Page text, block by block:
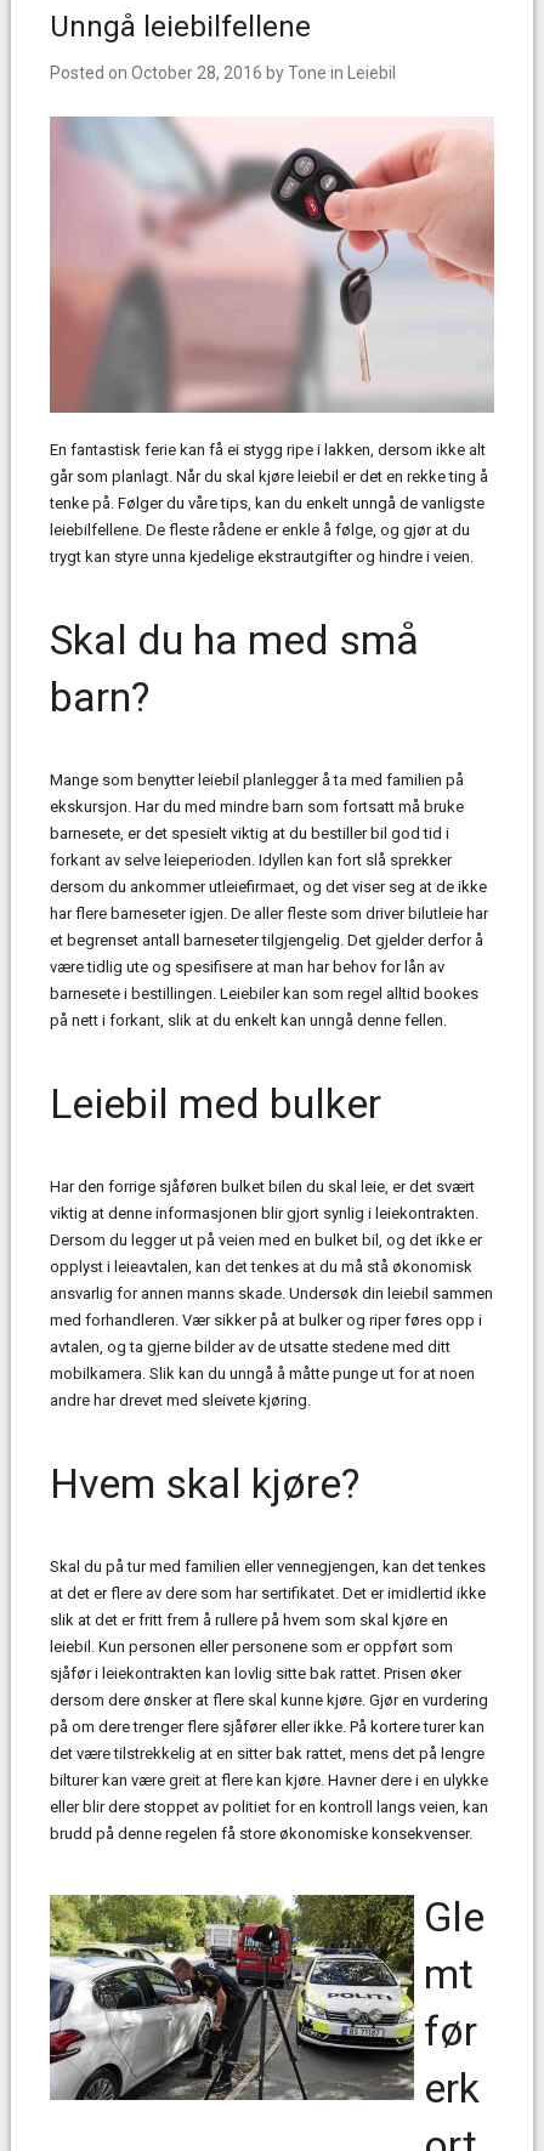
Unngå leiebilfellene
Posted on October 28, 2016 byTone in Leiebil
En fantastisk ferie kan få ei stygg ripe i lakken, dersom ikke alt
går som planlagt. Når du skal kjøre leiebil er det en rekke ting å
tenke på. Følger du våre tips, kan du enkelt unngå de vanligste
leiebilfellene. De fleste rådene er enkle å følge, og gjør at du
trygt kan styre unna kjedelige ekstrautgifter og hindre i veien.
Skal du ha med små
barn?
Mange som benytter leiebil planlegger å ta med familien på
ekskursjon. Har du med mindre barn som fortsatt må bruke
barnesete, er det spesielt viktig at du bestiller bil god tid i
forkant av selve leieperioden. Idyllen kan fort slå sprekker
dersom du ankommer utleiefirmaet, og det viser seg at de ikke
har flere barneseter igjen. De aller fleste som driver bilutleie har
et begrenset antall barneseter tilgjengelig. Det gjelder derfor å
være tidlig ute og spesifisere at man har behov for lån av
barnesete i bestillingen. Leiebiler kan som regel alltid bookes
på nett i forkant, slik at du enkelt kan unngå denne fellen.
Leiebil med bulker
Har den forrige sjåføren bulket bilen du skal leie, er det svært
viktig at denne informasjonen blir gjort synlig i leiekontrakten.
Dersom du legger ut på veien med en bulket bil, og det ikke er
opplyst i leieavtalen, kan det tenkes at du må stå økonomisk
ansvarlig for annen manns skade. Undersøk din leiebil sammen
med forhandleren. Vær sikker på at bulker og riper føres opp i
avtalen, og ta gjerne bilder av de utsatte stedene med ditt
mobilkamera. Slik kan du unngå å måtte punge ut for at noen
andre har drevet med sleivete kjøring.
Hvem skal kjøre?
Skal du på tur med familien eller vennegjengen, kan det tenkes
at det er flere av dere som har sertifikatet. Det er imidlertid ikke
slik at det er fritt frem å rullere på hvem som skal kjøre en
leiebil. Kun personen eller personene som er oppført som
sjåfør i leiekontrakten kan lovlig sitte bak rattet. Prisen øker
dersom dere ønsker at flere skal kunne kjøre. Gjør en vurdering
på om dere trenger flere sjåfører eller ikke. På kortere turer kan
det være tilstrekkelig at en sitter bak rattet, mens det på lengre
bilturer kan være greit at flere kan kjøre. Havner dere i en ulykke
eller blir dere stoppet av politiet for en kontroll langs veien, kan
brudd på denne regelen få store økonomiske konsekvenser.
Gle
mt
før
erk